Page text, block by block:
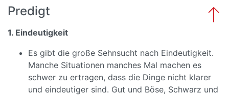
Predigt
1. Eindeutigkeit
Es gibt die große Sehnsucht nach Eindeutigkeit.
Manche Situationen manches Mal machen es
schwer zu ertragen, dass die Dinge nicht klarer
und eindeutiger sind. Gut und Böse, Schwarz und